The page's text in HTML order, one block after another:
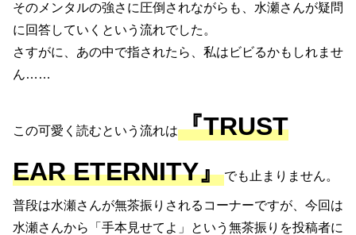
そのメンタルの強さに圧倒されながらも、水瀬さんが疑問
に回答していくという流れでした。
さすがに、あの中で指されたら、私はビビるかもしれませ
ん……
この可愛く読むという流れは『TRUST
EAR ETERNITY』でも止まりません。
普段は水瀬さんが無茶振りされるコーナーですが、今回は
水瀬さんから「手本見せてよ」という無茶振りを投稿者に